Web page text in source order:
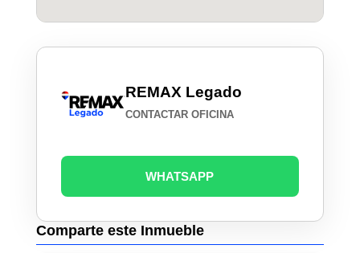
REMAX Legado
CONTACTAR OFICINA
WHATSAPP
Comparte este Inmueble